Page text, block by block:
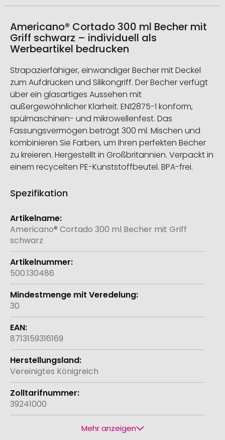
Americano® Cortado 300 ml Becher mit
Griff schwarz – individuell als
Werbeartikel bedrucken
Strapazierfähiger, einwandiger Becher mit Deckel
zum Aufdrücken und Silikongriff. Der Becher verfügt
über ein glasartiges Aussehen mit
außergewöhnlicher Klarheit. EN12875-1 konform,
spülmaschinen- und mikrowellenfest. Das
Fassungsvermögen beträgt 300 ml. Mischen und
kombinieren Sie Farben, um Ihren perfekten Becher
zu kreieren. Hergestellt in Großbritannien. Verpackt in
einem recycelten PE-Kunststoffbeutel. BPA-frei.
Spezifikation
Weitere
Informationen
Americano® Cortado 300 ml Becher mit Griff
schwarz
500.130486
30
8713159316169
Vereinigtes Königreich
39241000
Mehr anzeigen